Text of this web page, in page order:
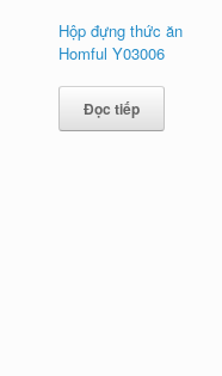
Hộp đựng thức ăn
Homful Y03006
Đọc tiếp